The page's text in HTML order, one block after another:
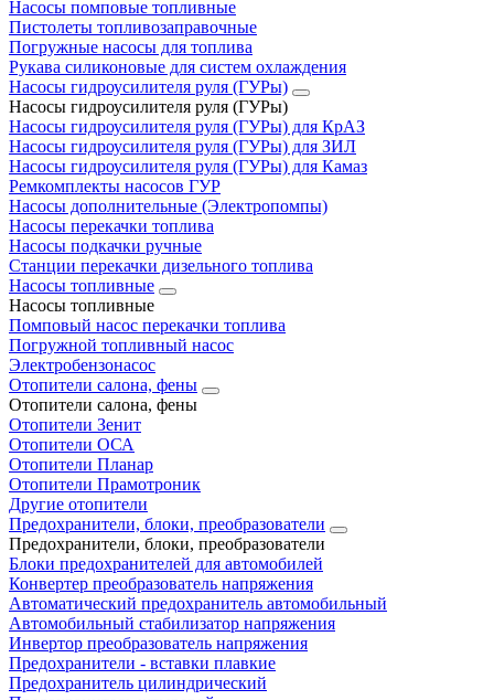
Насосы помповые топливные
Пистолеты топливозаправочные
Погружные насосы для топлива
Рукава силиконовые для систем охлаждения
Насосы гидроусилителя руля (ГУРы)
Насосы гидроусилителя руля (ГУРы)
Насосы гидроусилителя руля (ГУРы) для КрАЗ
Насосы гидроусилителя руля (ГУРы) для ЗИЛ
Насосы гидроусилителя руля (ГУРы) для Камаз
Ремкомплекты насосов ГУР
Насосы дополнительные (Электропомпы)
Насосы перекачки топлива
Насосы подкачки ручные
Станции перекачки дизельного топлива
Насосы топливные
Насосы топливные
Помповый насос перекачки топлива
Погружной топливный насос
Электробензонасос
Отопители салона, фены
Отопители салона, фены
Отопители Зенит
Отопители ОСА
Отопители Планар
Отопители Прамотроник
Другие отопители
Предохранители, блоки, преобразователи
Предохранители, блоки, преобразователи
Блоки предохранителей для автомобилей
Конвертер преобразователь напряжения
Автоматический предохранитель автомобильный
Автомобильный стабилизатор напряжения
Инвертор преобразователь напряжения
Предохранители - вставки плавкие
Предохранитель цилиндрический